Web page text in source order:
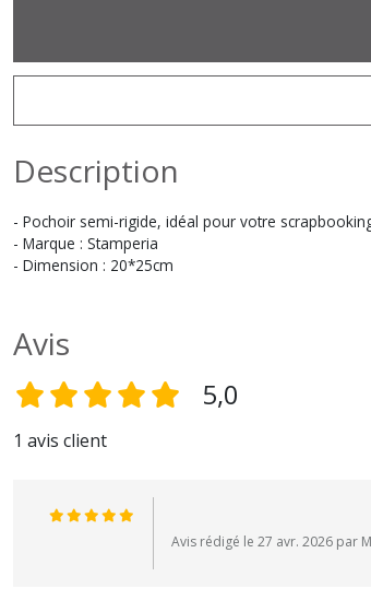
Description
- Pochoir semi-rigide, idéal pour votre
- Marque : Stamperia
- Dimension : 20*25cm
Avis
5,0
1 avis client
Avis rédigé le 27 avr. 2026 par